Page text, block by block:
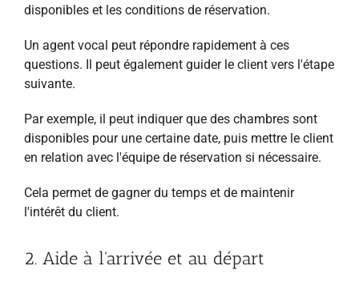
disponibles et les conditions de réservation.
Un agent vocal peut répondre rapidement à ces
questions. Il peut également guider le client vers l'étape
suivante.
Par exemple, il peut indiquer que des chambres sont
disponibles pour une certaine date, puis mettre le client
en relation avec l'équipe de réservation si nécessaire.
Cela permet de gagner du temps et de maintenir
l'intérêt du client.
2. Aide à l'arrivée et au départ